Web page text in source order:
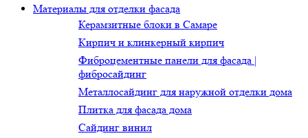
Материалы для отделки фасада
Керамзитные блоки в Самаре
Кирпич и клинкерный кирпич
Фиброцементные панели для фасада |
фибросайдинг
Металлосайдинг для наружной отделки дома
Плитка для фасада дома
Сайдинг винил